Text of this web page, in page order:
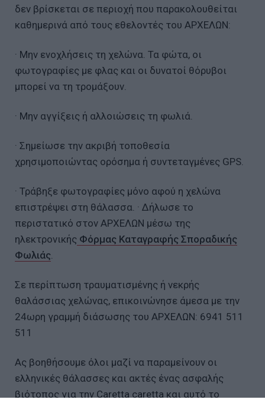
δεν βρίσκεται σε περιοχή που παρακολουθείται
καθημερινά από τους εθελοντές του ΑΡΧΕΛΩΝ:
· Μην ενοχλήσεις τη χελώνα. Τα φώτα, οι
φωτογραφίες με φλας και οι δυνατοί θόρυβοι
μπορεί να τη τρομάξουν.
· Μην αγγίξεις ή αλλοιώσεις τη φωλιά.
· Σημείωσε την ακριβή τοποθεσία
χρησιμοποιώντας ορόσημα ή συντεταγμένες GPS.
· Τράβηξε φωτογραφίες μόνο αφού η χελώνα
επιστρέψει στη θάλασσα. · Δήλωσε το
περιστατικό στον ΑΡΧΕΛΩΝ μέσω της
ηλεκτρονικής Φόρμας Καταγραφής Σποραδικής
Φωλιάς.
Σε περίπτωση τραυματισμένης ή νεκρής
θαλάσσιας χελώνας, επικοινώνησε άμεσα με την
24ωρη γραμμή διάσωσης του ΑΡΧΕΛΩΝ: 6941 511
511
Ας βοηθήσουμε όλοι μαζί να παραμείνουν οι
ελληνικές θάλασσες και ακτές ένας ασφαλής
βιότοπος για την Caretta caretta και αυτό το